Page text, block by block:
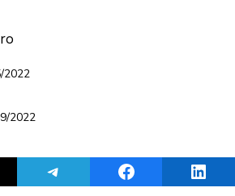
2022
2022
on ThreadsShare on TelegramShare on Facebook